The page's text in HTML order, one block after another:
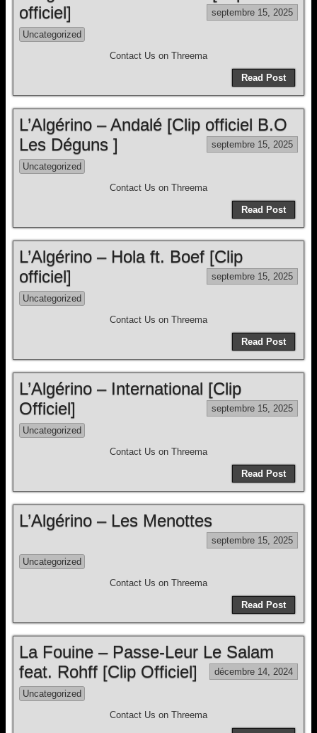
officiel]
septembre 15, 2025
Uncategorized
Contact Us on Threema
Read Post
L’Algérino – Andalé [Clip officiel B.O
Les Déguns ]
septembre 15, 2025
Uncategorized
Contact Us on Threema
Read Post
L’Algérino – Hola ft. Boef [Clip
officiel]
septembre 15, 2025
Uncategorized
Contact Us on Threema
Read Post
L’Algérino – International [Clip
Officiel]
septembre 15, 2025
Uncategorized
Contact Us on Threema
Read Post
L’Algérino – Les Menottes
septembre 15, 2025
Uncategorized
Contact Us on Threema
Read Post
La Fouine – Passe-Leur Le Salam
feat. Rohff [Clip Officiel]
décembre 14, 2024
Uncategorized
Contact Us on Threema